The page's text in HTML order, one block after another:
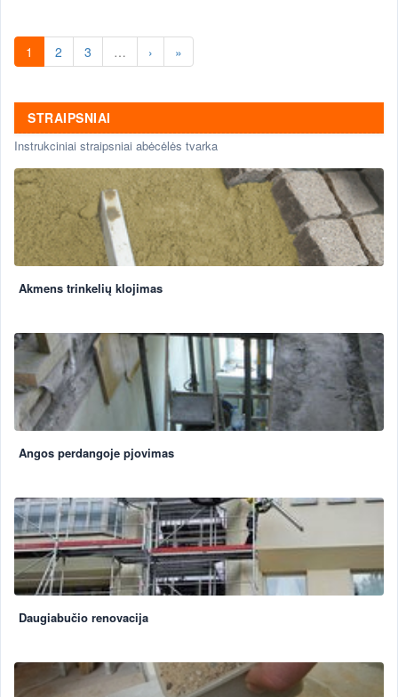
Vilniuje. Stogų remonto darbai, stogo
renovacija Vilniuje.
1 2 3 … › »
STRAIPSNIAI
Instrukciniai straipsniai abėcėlės tvarka
Akmens trinkelių klojimas
Angos perdangoje pjovimas
Daugiabučio renovacija